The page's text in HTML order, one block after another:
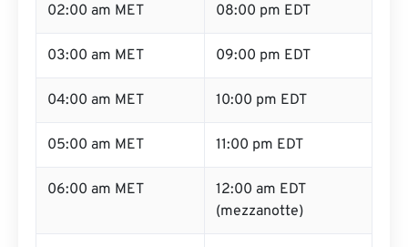
02:00 am MET 08:00 pm EDT
03:00 am MET 09:00 pm EDT
04:00 am MET 10:00 pm EDT
05:00 am MET 11:00 pm EDT
06:00 am MET
12:00 am EDT
(mezzanotte)